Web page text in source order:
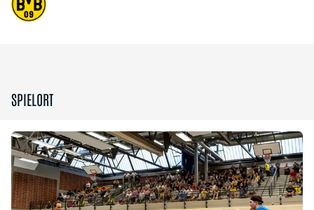
SPIELORT